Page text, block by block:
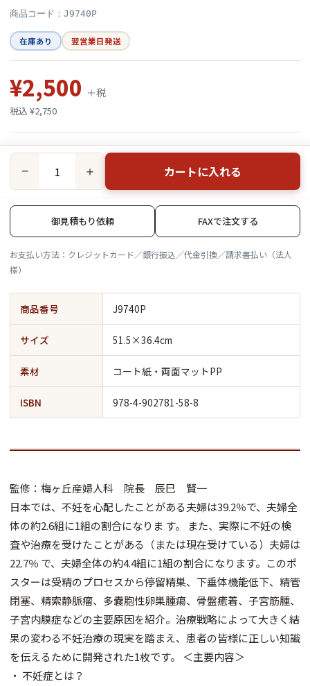
商品コード：J9740P
在庫あり 翌営業日発送
¥2,500 ＋税
税込 ¥2,750
− ＋ カートに入れる
御見積もり依頼 FAXで注文する
お支払い方法：クレジットカード／銀行振込／代金引換／請求書払い（法人
様）
商品番号 J9740P
サイズ 51.5×36.4cm
素材 コート紙・両面マットPP
ISBN 978-4-902781-58-8
監修：梅ヶ丘産婦人科 院長 辰巳 賢一
日本では、不妊を心配したことがある夫婦は39.2％で、夫婦全
体の約2.6組に1組の割合になりま す。 また、実際に不妊の検
査や治療を受けたことがある（または現在受けている）夫婦は
22.7％ で、夫婦全体の約4.4組に1組の割合になります。このポ
スターは受精のプロセスから停留精巣、下垂体機能低下、精管
閉塞、精索静脈瘤、多嚢胞性卵巣腫瘍、骨盤癒着、子宮筋腫、
子宮内膜症などの主要原因を紹介。治療戦略によって大きく結
果の変わる不妊治療の現実を踏まえ、患者の皆様に正しい知識
を伝えるために開発された1枚です。 ＜主要内容＞
・ 不妊症とは？